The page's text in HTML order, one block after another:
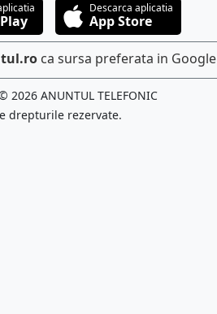
Descarca aplicatia
App Store
ca sursa preferata in Google
2026 ANUNTUL TELEFONIC
drepturile rezervate.